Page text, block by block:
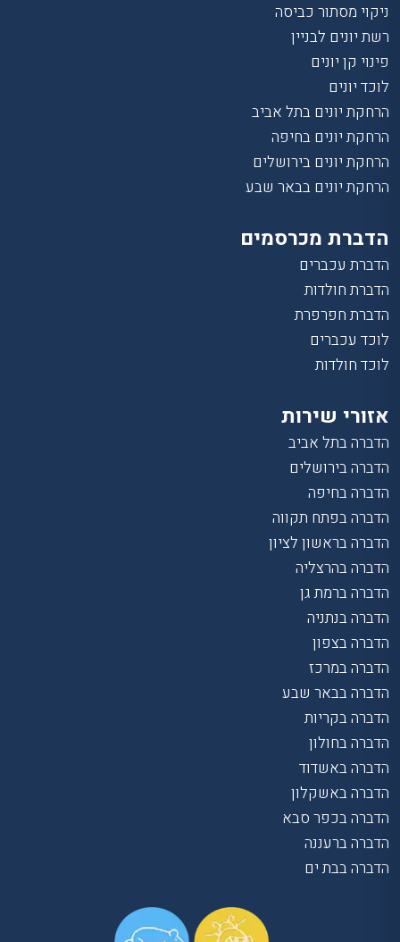
ניקוי מסתור כביסה
רשת יונים לבניין
פינוי קן יונים
לוכד יונים
הרחקת יונים בתל אביב
הרחקת יונים בחיפה
הרחקת יונים בירושלים
הרחקת יונים בבאר שבע
הדברת מכרסמים
הדברת עכברים
הדברת חולדות
הדברת חפרפרת
לוכד עכברים
לוכד חולדות
אזורי שירות
הדברה בתל אביב
הדברה בירושלים
הדברה בחיפה
הדברה בפתח תקווה
הדברה בראשון לציון
הדברה בהרצליה
הדברה ברמת גן
הדברה בנתניה
הדברה בצפון
הדברה במרכז
הדברה בבאר שבע
הדברה בקריות
הדברה בחולון
הדברה באשדוד
הדברה באשקלון
הדברה בכפר סבא
הדברה ברעננה
הדברה בבת ים